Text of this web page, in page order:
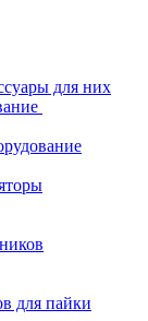
для них
для пайки